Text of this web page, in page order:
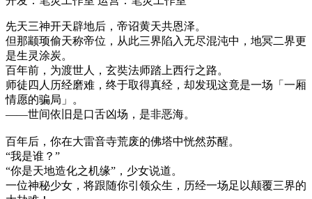
先天三神开天辟地后，帝诏黄天共恩泽。
但那颛顼偷天称帝位，从此三界陷入无尽混沌中，地冥二界更
是生灵涂炭。
百年前，为渡世人，玄奘法师踏上西行之路。
师徒四人历经磨难，终于取得真经，却发现这竟是一场「一厢
情愿的骗局」。
——世间依旧是口舌凶场，是非恶海。
百年后，你在大雷音寺荒废的佛塔中恍然苏醒。
“我是谁？”
“你是天地造化之机缘”，少女说道。
一位神秘少女，将跟随你引领众生，历经一场足以颠覆三界的